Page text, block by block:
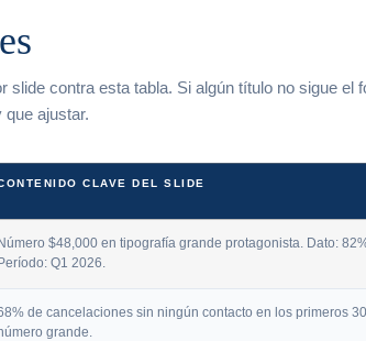
contra esta tabla. Si algún título no sigue el
ajustar.
CLAVE DEL SLIDE
Número $48,000 en tipografía grande protagonista. Dato:
Período: Q1 2026.
de cancelaciones sin ningún contacto en los primeros
grande.